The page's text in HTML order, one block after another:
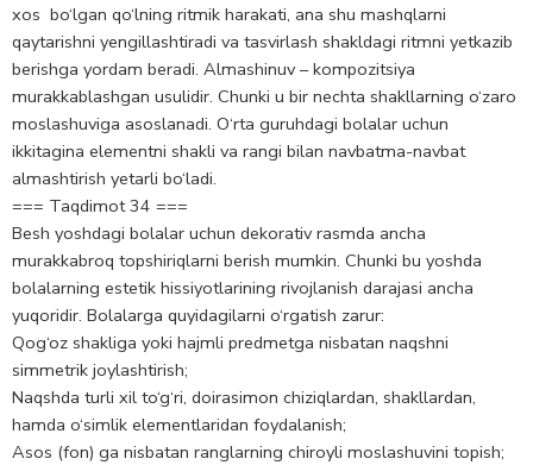
xos bo‘lgan qo‘lning ritmik harakati, ana shu mashqlarni
qaytarishni yengillashtiradi va tasvirlash shakldagi ritmni yetkazib
berishga yordam beradi. Almashinuv – kompozitsiya
murakkablashgan usulidir. Chunki u bir nechta shakllarning o‘zaro
moslashuviga asoslanadi. O‘rta guruhdagi bolalar uchun
ikkitagina elementni shakli va rangi bilan navbatma-navbat
almashtirish yetarli bo‘ladi.
=== Taqdimot 34 ===
Besh yoshdagi bolalar uchun dekorativ rasmda ancha
murakkabroq topshiriqlarni berish mumkin. Chunki bu yoshda
bolalarning estetik hissiyotlarining rivojlanish darajasi ancha
yuqoridir. Bolalarga quyidagilarni o‘rgatish zarur:
Qog‘oz shakliga yoki hajmli predmetga nisbatan naqshni
simmetrik joylashtirish;
Naqshda turli xil to‘g‘ri, doirasimon chiziqlardan, shakllardan,
hamda o‘simlik elementlaridan foydalanish;
Asos (fon) ga nisbatan ranglarning chiroyli moslashuvini topish;